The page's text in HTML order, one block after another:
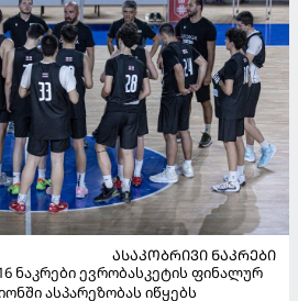
ᲐᲡᲐᲙᲝᲑᲠᲘᲕᲘ ᲜᲐᲙᲠᲔᲑᲘ
ნაკრები ევრობასკეტის ფინალურ
ასპარეზობას იწყებს